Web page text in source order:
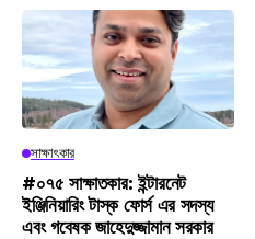
সাক্ষাৎকার
#০৭৫ সাক্ষাতকার: ইন্টারনেট
ইঞ্জিনিয়ারিং টাস্ক ফোর্স এর সদস্য
এবং গবেষক জাহেদুজ্জামান সরকার